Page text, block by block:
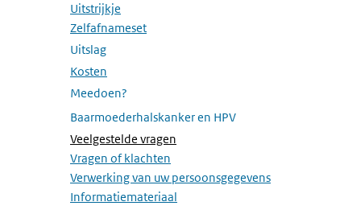
Uitstrijkje
Zelfafnameset
Uitslag
Submenu openen
Kosten
Meedoen?
Submenu openen
Baarmoederhalskanker en HPV
Submenu openen
Veelgestelde vragen
Vragen of klachten
Verwerking van uw persoonsgegevens
Informatiemateriaal